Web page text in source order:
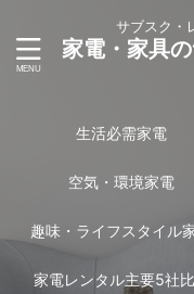
サブスク・
家電・家具
生活必需家電
空気・環境家電
趣味・ライフスタイル
家電レンタル主要5社